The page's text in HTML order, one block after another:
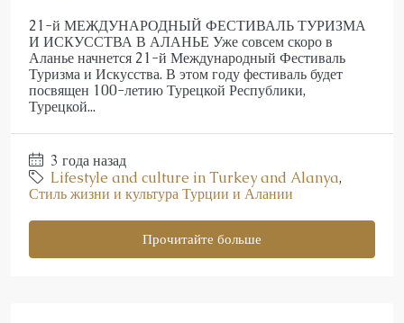
21-й МЕЖДУНАРОДНЫЙ ФЕСТИВАЛЬ ТУРИЗМА
И ИСКУССТВА В АЛАНЬЕ Уже совсем скоро в
Аланье начнется 21-й Международный Фестиваль
Туризма и Искусства. В этом году фестиваль будет
посвящен 100-летию Турецкой Республики,
Турецкой...
3 года назад
Lifestyle and culture in Turkey and Alanya,
Стиль жизни и культура Турции и Алании
Прочитайте больше